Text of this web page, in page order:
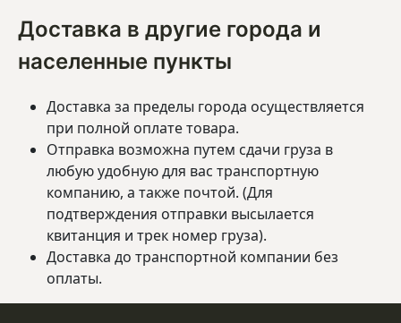
Доставка в другие города и
населенные пункты
Доставка за пределы города осуществляется
при полной оплате товара.
Отправка возможна путем сдачи груза в
любую удобную для вас транспортную
компанию, а также почтой. (Для
подтверждения отправки высылается
квитанция и трек номер груза).
Доставка до транспортной компании без
оплаты.